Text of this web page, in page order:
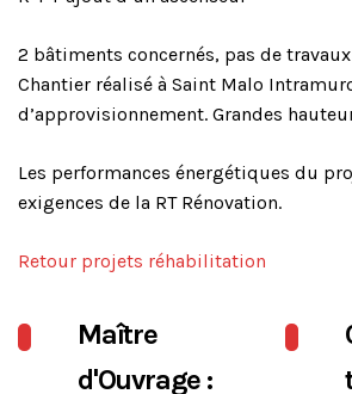
2 bâtiments concernés, pas de
Chantier réalisé à Saint Malo
d’approvisionnement. Grandes
Les performances énergétiques du
exigences de la RT Rénovation.
Retour projets réhabilitation
Maître
d'Ouvrage :